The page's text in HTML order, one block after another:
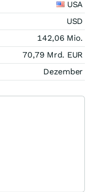
USA
USD
142,06 Mio.
70,79 Mrd. EUR
Dezember